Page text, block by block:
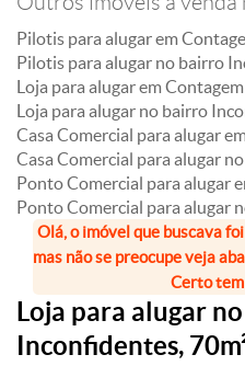
Pilotis para alugar em
Pilotis para alugar no bairro
Loja para alugar em Contagem
Loja para alugar no bairro
Casa Comercial para alugar
Casa Comercial para alugar
Ponto Comercial para alugar
Ponto Comercial para alugar
Olá, o imóvel que buscava
mas não se preocupe veja
Certo
Loja para alugar
Inconfidentes,